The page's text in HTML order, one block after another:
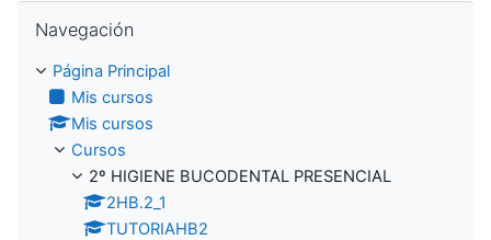
Navegación
Página Principal
Mis cursos
Mis cursos
Cursos
2º HIGIENE BUCODENTAL PRESENCIAL
2HB.2_1
TUTORIAHB2